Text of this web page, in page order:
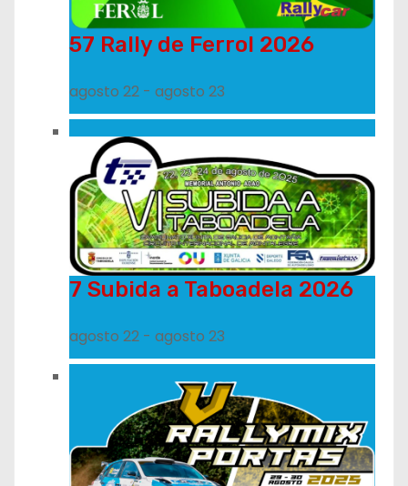
57 Rally de Ferrol 2026
agosto 22 - agosto 23
7 Subida a Taboadela 2026
agosto 22 - agosto 23